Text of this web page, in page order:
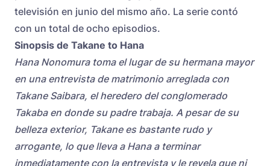
televisión en junio del mismo año. La serie contó
con un total de ocho episodios.
Sinopsis de Takane to Hana
Hana Nonomura toma el lugar de su hermana mayor
en una entrevista de matrimonio arreglada con
Takane Saibara, el heredero del conglomerado
Takaba en donde su padre trabaja. A pesar de su
belleza exterior, Takane es bastante rudo y
arrogante, lo que lleva a Hana a terminar
inmediatamente con la entrevista y le revela que ni